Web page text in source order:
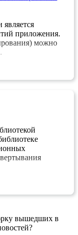
приложения.
можно
вышедших в